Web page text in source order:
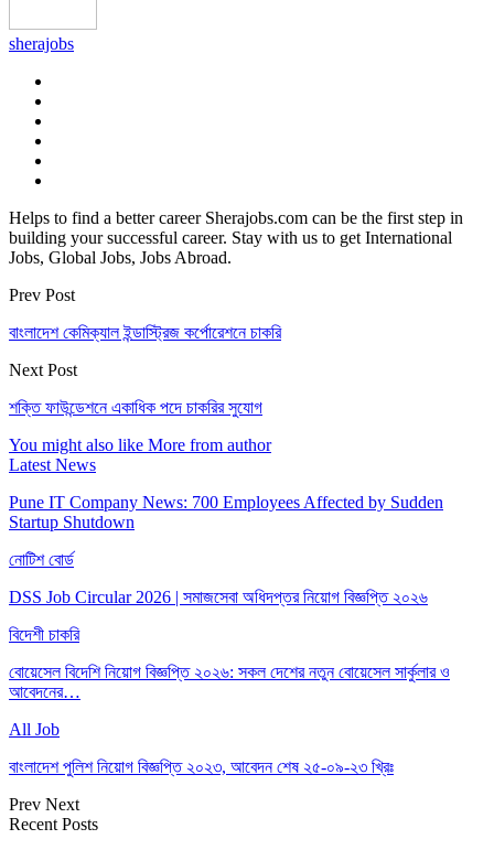
sherajobs
Helps to find a better career Sherajobs.com can be the first step in
building your successful career. Stay with us to get International
Jobs, Global Jobs, Jobs Abroad.
Prev Post
বাংলাদেশ কেমিক্যাল ইন্ডাস্ট্রিজ কর্পোরেশনে চাকরি
Next Post
শক্তি ফাউন্ডেশনে একাধিক পদে চাকরির সুযোগ
You might also like More from author
Latest News
Pune IT Company News: 700 Employees Affected by Sudden
Startup Shutdown
নোটিশ বোর্ড
DSS Job Circular 2026 | সমাজসেবা অধিদপ্তর নিয়োগ বিজ্ঞপ্তি ২০২৬
বিদেশী চাকরি
বোয়েসেল বিদেশি নিয়োগ বিজ্ঞপ্তি ২০২৬: সকল দেশের নতুন বোয়েসেল সার্কুলার ও
আবেদনের…
All Job
বাংলাদেশ পুলিশ নিয়োগ বিজ্ঞপ্তি ২০২৩, আবেদন শেষ ২৫-০৯-২৩ খ্রিঃ
Prev Next
Recent Posts